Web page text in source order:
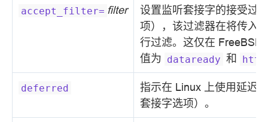
accept_filter= filter
设置监听套接字的接受过
项），该过滤器在将传入
行过滤。这仅在 FreeBSD
值为 dataready 和
deferred 指示在 Linux 上使用延迟
套接字选项）。